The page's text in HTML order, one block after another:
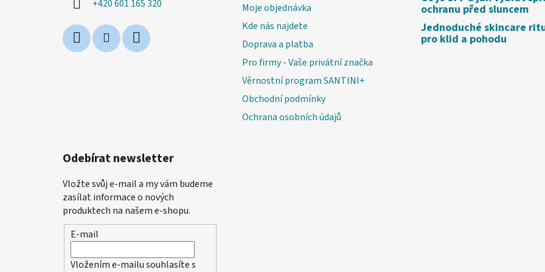
+420 601 165 320
Moje objednávka
Kde nás najdete
Doprava a platba
Pro firmy - Vaše privátní značka
Věrnostní program SANTINI+
Obchodní podmínky
Ochrana osobních údajů
ochranu před sluncem
Jednoduché skincare
pro klid a pohodu
Odebírat newsletter
Vložte svůj e-mail a my vám budeme
zasílat informace o nových
produktech na našem e-shopu.
E-mail
Vložením e-mailu souhlasíte s